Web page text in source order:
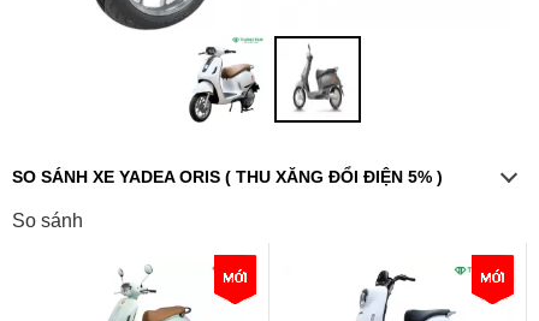
SO SÁNH XE YADEA ORIS ( THU XĂNG ĐỔI ĐIỆN 5% )
So sánh